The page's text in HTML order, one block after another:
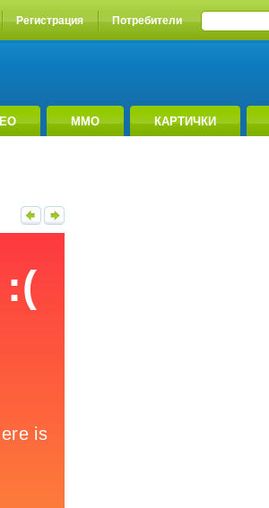
Регистрация Потребители
MMO КАРТИЧКИ